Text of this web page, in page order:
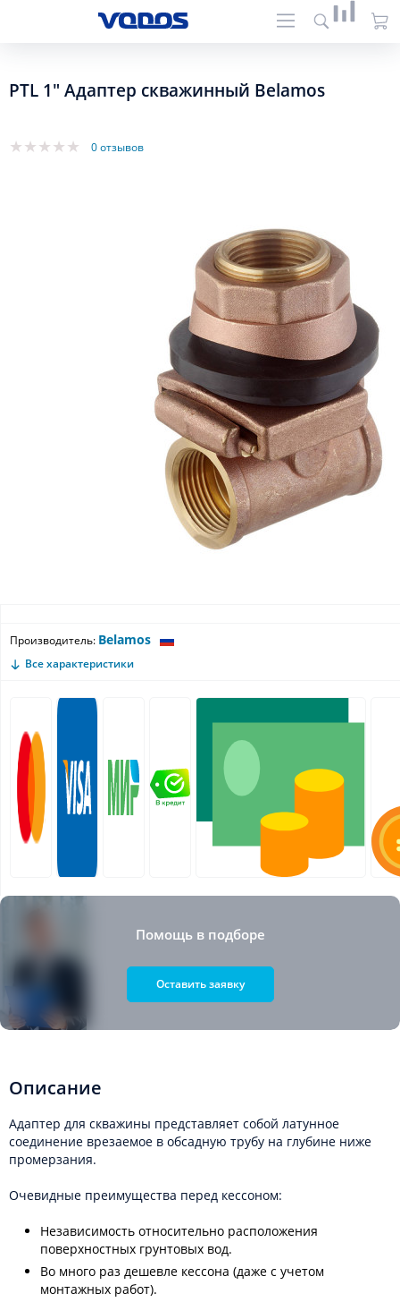
PTL 1" Адаптер скважинный Belamos
0 отзывов
Производитель: Belamos
Все характеристики
Помощь в подборе
Оставить заявку
Описание
Адаптер для скважины представляет собой латунное
соединение врезаемое в обсадную трубу на глубине ниже
промерзания.
Очевидные преимущества перед кессоном:
Независимость относительно расположения
поверхностных грунтовых вод.
Во много раз дешевле кессона (даже с учетом
монтажных работ).